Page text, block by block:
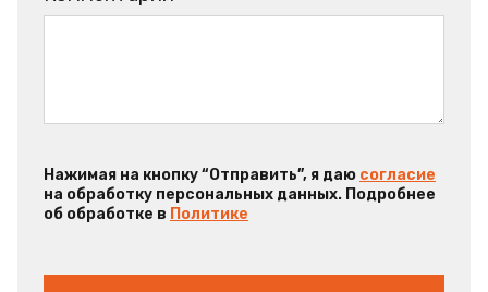
Нажимая на кнопку “Отправить”, я даю согласие
на обработку персональных данных. Подробнее
об обработке в Политике